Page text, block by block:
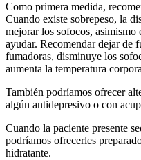
Como primera medida,
Cuando existe sobrepeso, la
mejorar los sofocos,
ayudar. Recomendar dejar de
fumadoras, disminuye los
aumenta la temperatura
También podríamos ofrecer
algún antidepresivo o con
Cuando la paciente presente
podríamos ofrecerles
hidratante.